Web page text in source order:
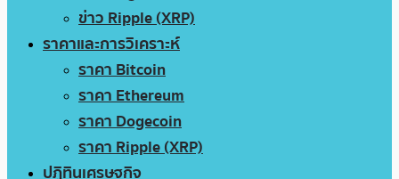
ข่าว Ripple (XRP)
ราคาและการวิเคราะห์
ราคา Bitcoin
ราคา Ethereum
ราคา Dogecoin
ราคา Ripple (XRP)
ปฏิทินเศรษฐกิจ